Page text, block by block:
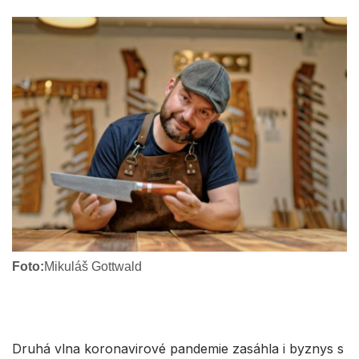
Foto:Mikuláš Gottwald
Druhá vlna koronavirové pandemie zasáhla i byznys s